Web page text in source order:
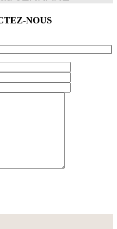
NOUS